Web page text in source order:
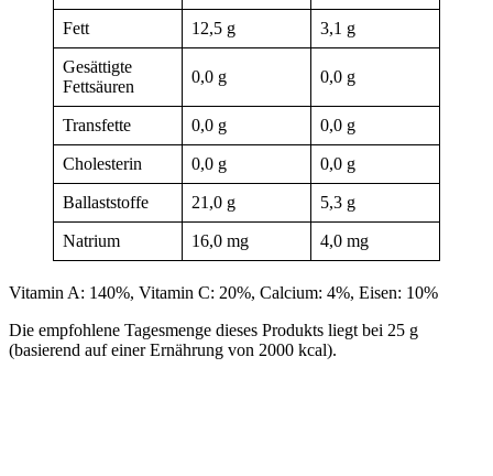
Fett 12,5 g 3,1 g
Gesättigte
Fettsäuren
0,0 g 0,0 g
Transfette 0,0 g 0,0 g
Cholesterin 0,0 g 0,0 g
Ballaststoffe 21,0 g 5,3 g
Natrium 16,0 mg 4,0 mg
Vitamin A: 140%, Vitamin C: 20%, Calcium: 4%, Eisen: 10%
Die empfohlene Tagesmenge dieses Produkts liegt bei 25 g
(basierend auf einer Ernährung von 2000 kcal).